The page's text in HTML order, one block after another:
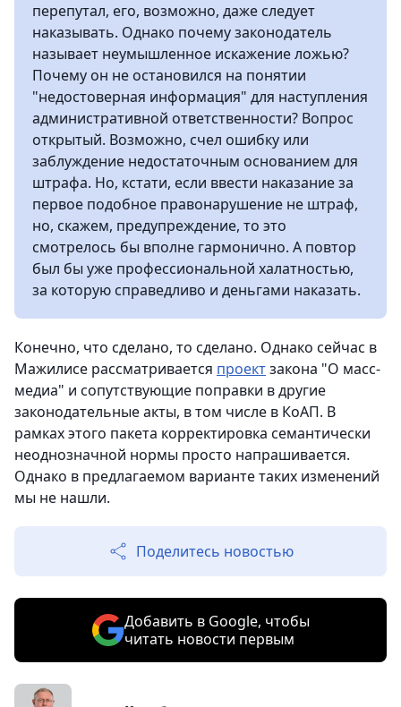
перепутал, его, возможно, даже следует
наказывать. Однако почему законодатель
называет неумышленное искажение ложью?
Почему он не остановился на понятии
"недостоверная информация" для наступления
административной ответственности? Вопрос
открытый. Возможно, счел ошибку или
заблуждение недостаточным основанием для
штрафа. Но, кстати, если ввести наказание за
первое подобное правонарушение не штраф,
но, скажем, предупреждение, то это
смотрелось бы вполне гармонично. А повтор
был бы уже профессиональной халатностью,
за которую справедливо и деньгами наказать.
Конечно, что сделано, то сделано. Однако сейчас в
Мажилисе рассматривается проектзакона "О масс-
медиа" и сопутствующие поправки в другие
законодательные акты, в том числе в КоАП. В
рамках этого пакета корректировка семантически
неоднозначной нормы просто напрашивается.
Однако в предлагаемом варианте таких изменений
мы не нашли.
Поделитесь новостью
Добавить в Google, чтобы
читать новости первым